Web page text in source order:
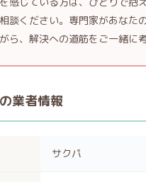
談ください。専門家があなた
ら、解決への道筋をご一緒に
業者情報
サクパ